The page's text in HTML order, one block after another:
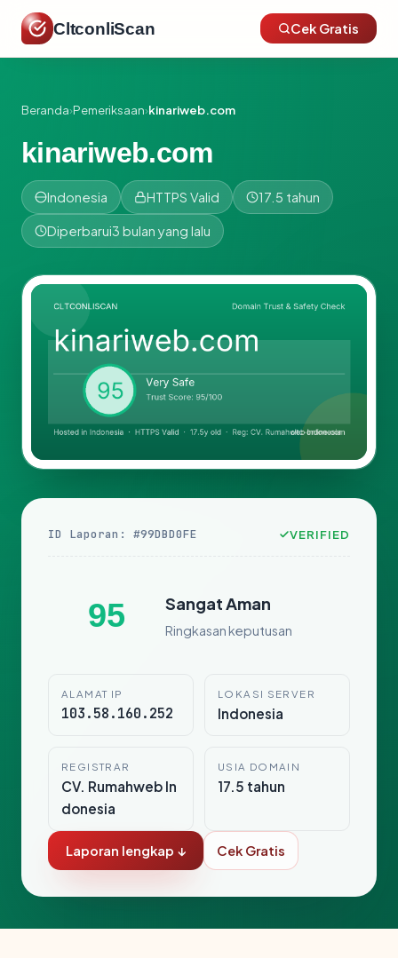
CltconliScan Cek Gratis
Beranda›Pemeriksaan›kinariweb.com
kinariweb.com
Indonesia HTTPS Valid 17.5 tahun
Diperbarui3 bulan yang lalu
ID Laporan: #99DBD0FE VERIFIED
95 Sangat Aman
Ringkasan keputusan
ALAMAT IP
103.58.160.252
LOKASI SERVER
Indonesia
REGISTRAR
CV. Rumahweb In
donesia
USIA DOMAIN
17.5 tahun
Laporan lengkap ↓ Cek Gratis